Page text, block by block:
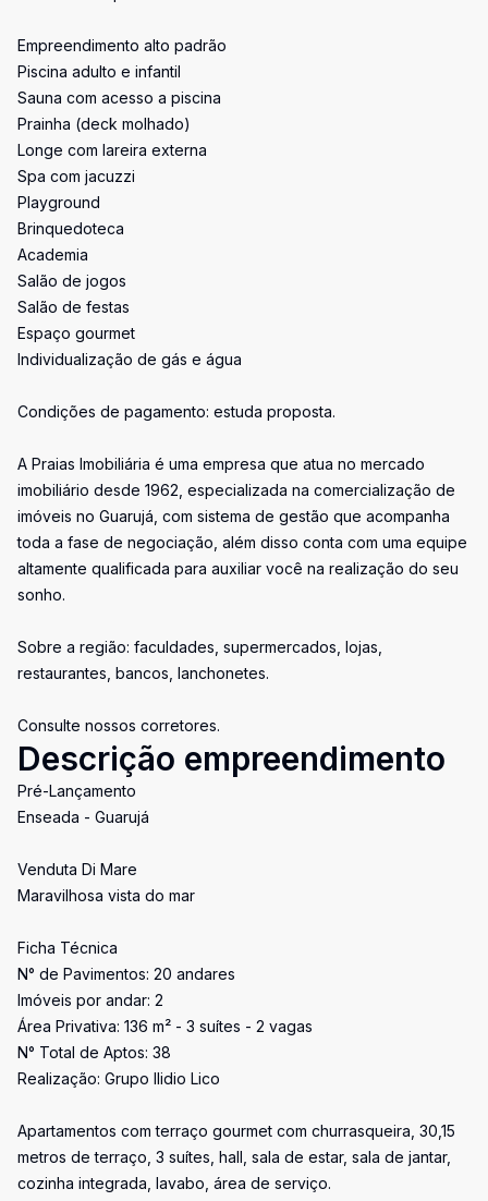
Empreendimento alto padrão
Piscina adulto e infantil
Sauna com acesso a piscina
Prainha (deck molhado)
Longe com lareira externa
Spa com jacuzzi
Playground
Brinquedoteca
Academia
Salão de jogos
Salão de festas
Espaço gourmet
Individualização de gás e água
Condições de pagamento: estuda proposta.
A Praias Imobiliária é uma empresa que atua no mercado
imobiliário desde 1962, especializada na comercialização de
imóveis no Guarujá, com sistema de gestão que acompanha
toda a fase de negociação, além disso conta com uma equipe
altamente qualificada para auxiliar você na realização do seu
sonho.
Sobre a região: faculdades, supermercados, lojas,
restaurantes, bancos, lanchonetes.
Consulte nossos corretores.
Descrição empreendimento
Pré-Lançamento
Enseada - Guarujá
Venduta Di Mare
Maravilhosa vista do mar
Ficha Técnica
N° de Pavimentos: 20 andares
Imóveis por andar: 2
Área Privativa: 136 m² - 3 suítes - 2 vagas
N° Total de Aptos: 38
Realização: Grupo Ilidio Lico
Apartamentos com terraço gourmet com churrasqueira, 30,15
metros de terraço, 3 suítes, hall, sala de estar, sala de jantar,
cozinha integrada, lavabo, área de serviço.